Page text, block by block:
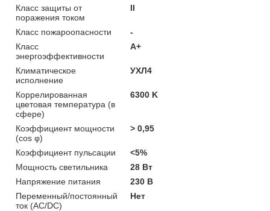
Класс защиты от
поражения током
II
Класс пожароопасности
-
Класс
энергоэффективности
A+
Климатическое
исполнение
УХЛ4
Коррелированная
цветовая температура (в
сфере)
6300 K
Коэффициент мощности
(cos φ)
> 0,95
Коэффициент пульсации
<5%
Мощность светильника
28 Вт
Напряжение питания
230 В
Переменный/постоянный
ток (AC/DC)
Нет